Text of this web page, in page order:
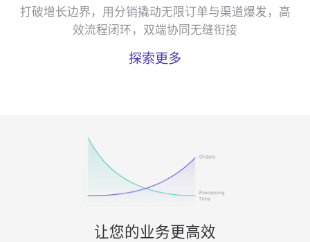
打破增长边界，用分销撬动无限订单与渠道爆发，高
效流程闭环，双端协同无缝衔接
探索更多
让您的业务更高效